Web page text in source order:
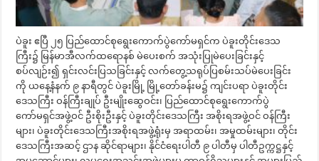
ပဲခူး ဧပြီ ၂၅ ပြည်ထောင်စုရွေးကောက်ပွဲကော်မရှင်က ပဲခူးတိုင်းဒေသ
ကြီး၌ မြန်မာအီလက်ထရောနစ် မဲပေးစက် အသုံးပြုမဲပေးခြင်းနှင့်
စပ်လျဉ်း၍ ရှင်းလင်းပြသခြင်းနှင့် လက်တွေ့သရုပ်ပြစမ်းသပ်မဲပေးခြင်း
ကို ယနေ့နံနက် ၉ နာရီတွင် ပဲခူးမြို့ မြို့တော်ခန်းမ၌ ကျင်းပရာ ပဲခူးတိုင်း
ဒေသကြီး ဝန်ကြီးချုပ် ဦးမျိုးဆွေဝင်း၊ ပြည်ထောင်စုရွေးကောက်ပွဲ
ကော်မရှင်အဖွဲ့ဝင် ဦးစိုးဦးနှင့် ပဲခူးတိုင်းဒေသကြီး အစိုးရအဖွဲ့ဝင် ဝန်ကြီး
များ၊ ပဲခူးတိုင်းဒေသကြီးအစိုးရအဖွဲ့ရုံးမှ အရာထမ်း၊ အမှုထမ်းများ၊ တိုင်း
ဒေသကြီးအဆင့် ဌာန ဆိုင်ရာများ၊ နိုင်ငံရေးပါတီ ၉ ပါတီမှ ပါတီဥက္ကဋ္ဌနှင့်